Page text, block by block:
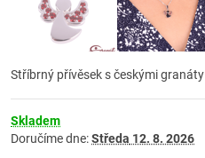
Stříbrný přívěsek s českými granáty
Skladem
Doručíme dne:Středa 12. 8. 2026